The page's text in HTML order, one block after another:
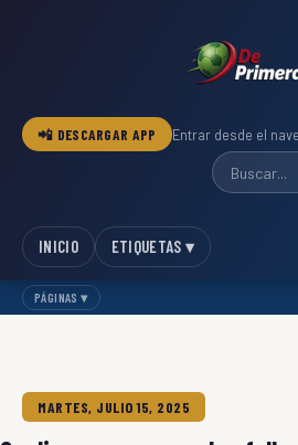
📲 DESCARGAR APP Entrar desde el
INICIO ETIQUETAS ▾
PÁGINAS ▾
MARTES, JULIO 15, 2025